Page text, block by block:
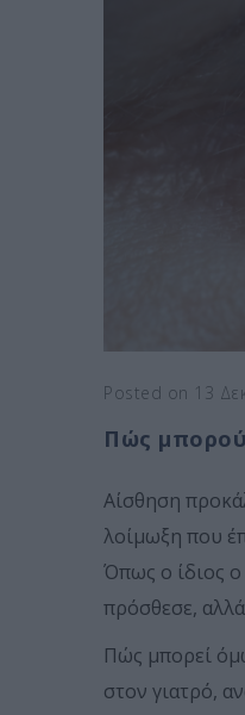
Posted on 13
Πώς
Αίσθηση
λοίμωξη που
Όπως ο ίδιος ο
πρόσθεσε,
Πώς μπορεί
στον γιατρό,